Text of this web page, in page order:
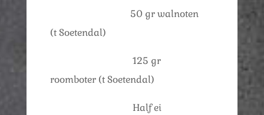
50 gr walnoten
(t Soetendal)
125 gr
roomboter (t Soetendal)
Half ei